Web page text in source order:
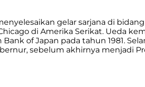
gelar sarjana di
di Amerika Serikat. Ueda
of Japan pada tahun 1981.
sebelum akhirnya menjadi